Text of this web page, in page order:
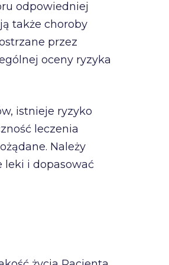
odpowiedniej
także choroby
przez
oceny ryzyka
istnieje ryzyko
leczenia
Należy
leki i dopasować